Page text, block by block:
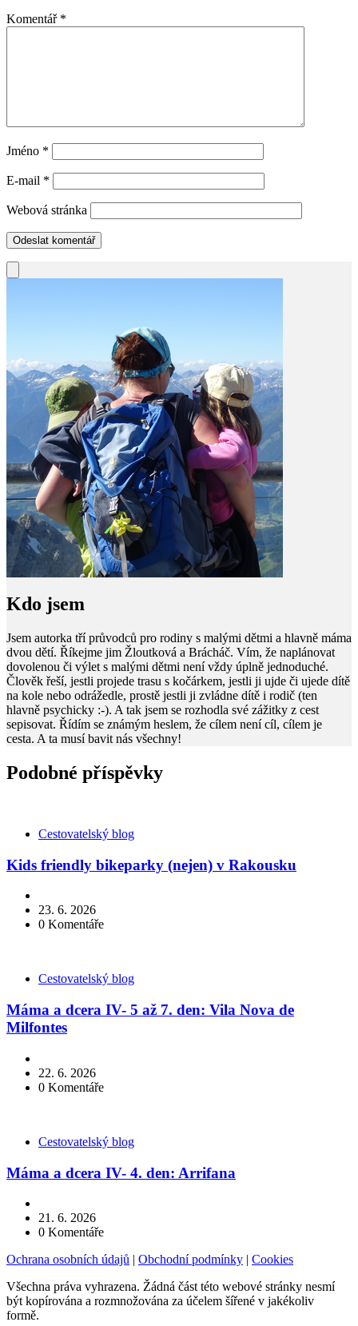
Komentář *
Jméno *
E-mail *
Webová stránka
Kdo jsem
Jsem autorka tří průvodců pro rodiny s malými dětmi a hlavně máma
dvou dětí. Říkejme jim Žloutková a Brácháč. Vím, že naplánovat
dovolenou či výlet s malými dětmi není vždy úplně jednoduché.
Člověk řeší, jestli projede trasu s kočárkem, jestli ji ujde či ujede dítě
na kole nebo odrážedle, prostě jestli ji zvládne dítě i rodič (ten
hlavně psychicky :-). A tak jsem se rozhodla své zážitky z cest
sepisovat. Řídím se známým heslem, že cílem není cíl, cílem je
cesta. A ta musí bavit nás všechny!
Podobné příspěvky
KategorieCestovatelský blog
Kids friendly bikeparky (nejen) v Rakousku
23. 6. 2026
0 Komentáře
KategorieCestovatelský blog
Máma a dcera IV- 5 až 7. den: Vila Nova de
Milfontes
22. 6. 2026
0 Komentáře
KategorieCestovatelský blog
Máma a dcera IV- 4. den: Arrifana
21. 6. 2026
0 Komentáře
Ochrana osobních údajů | Obchodní podmínky | Cookies
Všechna práva vyhrazena. Žádná část této webové stránky nesmí
být kopírována a rozmnožována za účelem šířené v jakékoliv
formě.